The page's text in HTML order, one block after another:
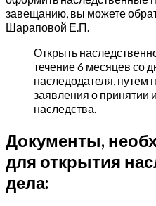
завещанию, вы можете
Шараповой Е.П.
Открыть
течение 6 месяцев со
наследодателя, путем
заявления о принятии
наследства.
Документы,
для открытия
дела: